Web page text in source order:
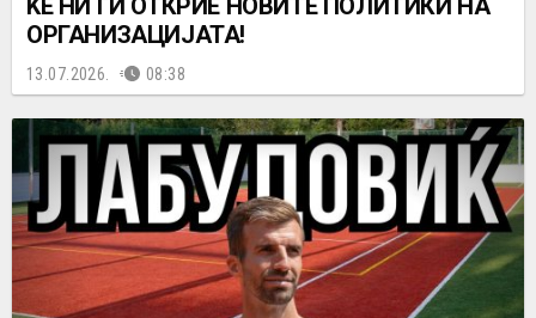
ОРГАНИЗАЦИЈАТА!
13.07.2026. 08:38